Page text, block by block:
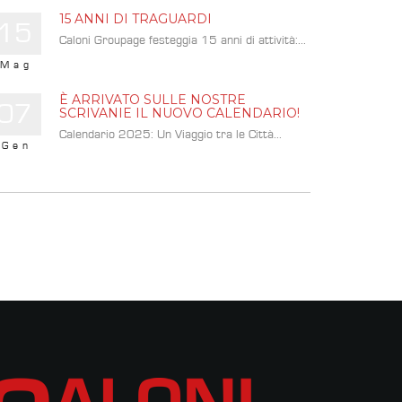
Mag
15 ANNI DI TRAGUARDI
Caloni Groupage festeggia 15 anni di attività:...
Gen
È ARRIVATO SULLE NOSTRE
SCRIVANIE IL NUOVO CALENDARIO!
Calendario 2025: Un Viaggio tra le Città...